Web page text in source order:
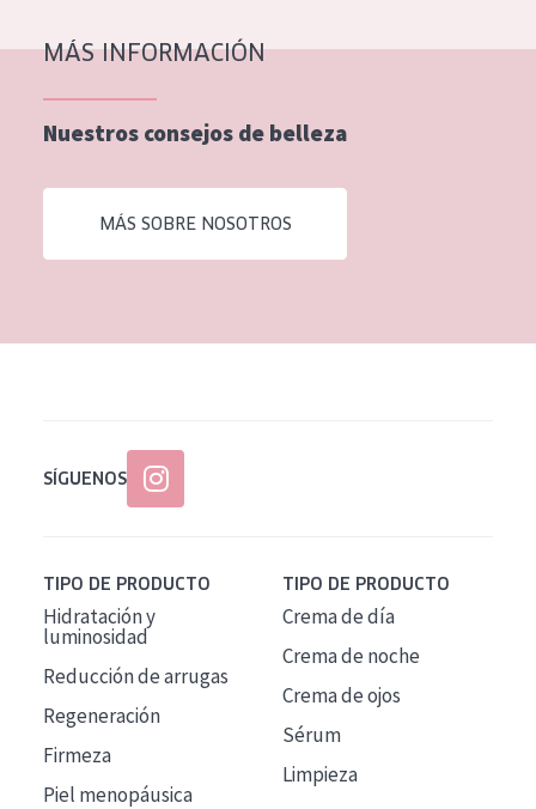
Piel normal y seca
Piel mixata o grasa
Piel madura
Piel expuesta al sol
Piel menopáusica
Todas las edades
MÁS INFORMACIÓN
Nuestros consejos de belleza
MÁS SOBRE NOSOTROS
SÍGUENOS
TIPO DE PRODUCTO
Hidratación y
luminosidad
Reducción de arrugas
Regeneración
Firmeza
Piel menopáusica
TIPO DE PRODUCTO
Crema de día
Crema de noche
Crema de ojos
Sérum
Limpieza